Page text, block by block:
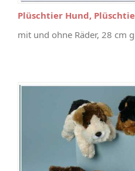
Plüschtier Hund,
mit und ohne Räder, 28 cm